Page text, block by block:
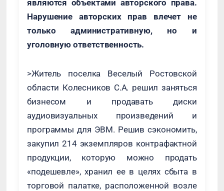
являются объектами авторского права.
Нарушение авторских прав влечет не
только административную, но и
уголовную ответственность.
>Житель поселка Веселый Ростовской
области Колесников С.А. решил заняться
бизнесом и продавать диски
аудиовизуальных произведений и
программы для ЭВМ. Решив сэкономить,
закупил 214 экземпляров контрафактной
продукции, которую можно продать
«подешевле», хранил ее в целях сбыта в
торговой палатке, расположенной возле